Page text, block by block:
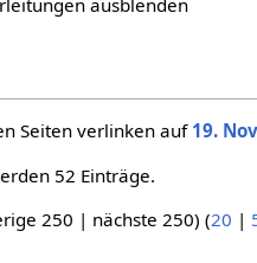
ausblenden
Seiten verlinken auf 19.
52 Einträge.
250 | nächste 250) (20 |